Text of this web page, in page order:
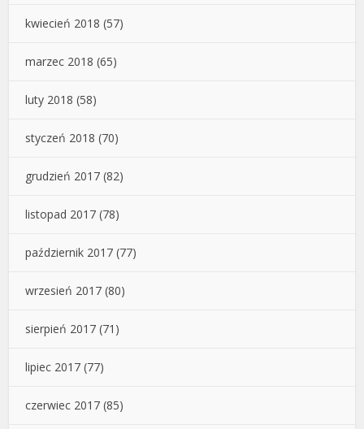
kwiecień 2018 (57)
marzec 2018 (65)
luty 2018 (58)
styczeń 2018 (70)
grudzień 2017 (82)
listopad 2017 (78)
październik 2017 (77)
wrzesień 2017 (80)
sierpień 2017 (71)
lipiec 2017 (77)
czerwiec 2017 (85)